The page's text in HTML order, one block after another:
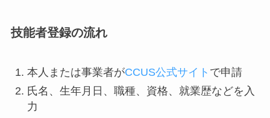
技能者登録の流れ
本人または事業者がCCUS公式サイト で申請
氏名、生年月日、職種、資格、就業歴などを入
力